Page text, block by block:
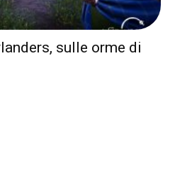
sulle orme di